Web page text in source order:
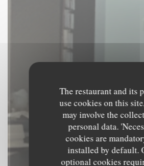
The restaurant and its
use cookies on this
may involve the
personal data.
cookies are
installed by default.
optional cookies